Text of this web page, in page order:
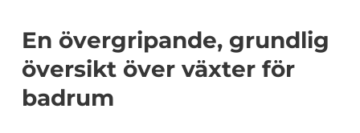
En övergripande, grundlig
översikt över växter för
badrum